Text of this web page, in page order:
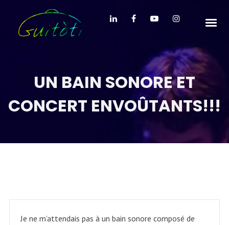
UN BAIN SONORE ET
CONCERT ENVOÛTANTS!!!
Je ne m’attendais pas à un bain sonore composé de